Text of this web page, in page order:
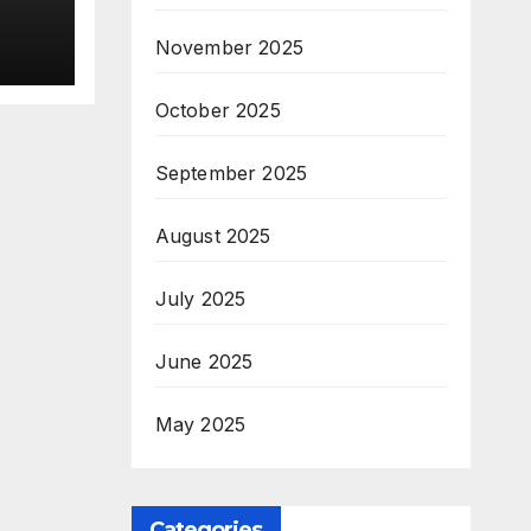
November 2025
October 2025
September 2025
August 2025
July 2025
June 2025
May 2025